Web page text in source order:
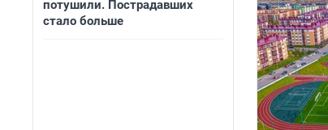
потушили. Пострадавших
стало больше